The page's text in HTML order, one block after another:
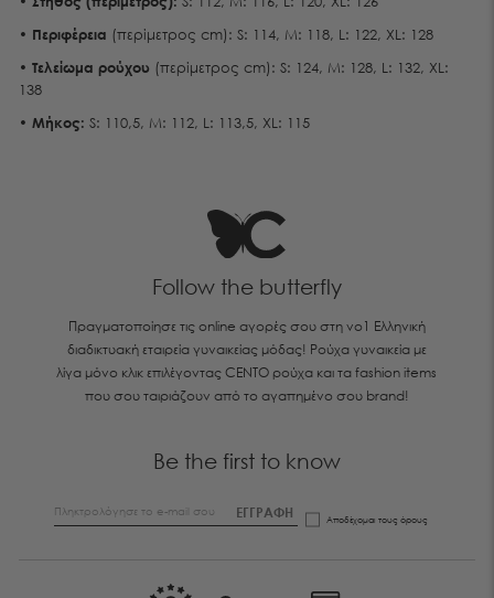
• Περιφέρεια (περίμετρος cm): S: 114, M: 118, L: 122, XL: 128
• Τελείωμα ρούχου (περίμετρος cm): S: 124, M: 128, L: 132, XL:
138
• Μήκος: S: 110,5, M: 112, L: 113,5, XL: 115
Follow the butterfly
Πραγματοποίησε τις online αγορές σου στη νο1 Ελληνική
διαδικτυακή εταιρεία γυναικείας μόδας! Ρούχα γυναικεία με
λίγα μόνο κλικ επιλέγοντας CENTO ρούχα και τα fashion items
που σου ταιριάζουν από το αγαπημένο σου brand!
Be the first to know
ΕΓΓΡΑΦΗ Αποδέχομαι τους όρους